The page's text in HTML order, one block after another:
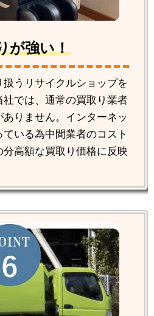
が強い！
うリサイクルショップを
では、通常の買取り業者
りません。インターネッ
ている為中間業者のコスト
高額な買取り価格に反映